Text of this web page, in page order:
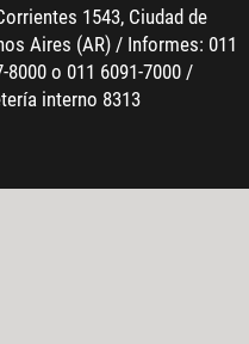
1543, Ciudad de
Aires (AR) / Informes: 011
8000 o 011 6091-7000 /
interno 8313